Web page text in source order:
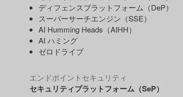
ディフェンスプラットフォーム（DeP）
スーパーサーチエンジン（SSE）
AI Humming Heads（AIHH）
AI ハミング
ゼロドライブ
エンドポイントセキュリティ
セキュリティプラットフォーム（SeP）